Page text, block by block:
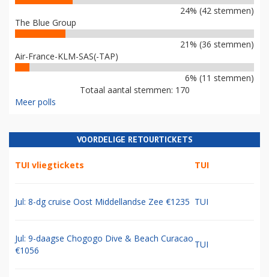
24% (42 stemmen)
The Blue Group
21% (36 stemmen)
Air-France-KLM-SAS(-TAP)
6% (11 stemmen)
Totaal aantal stemmen: 170
Meer polls
VOORDELIGE RETOURTICKETS
TUI vliegtickets TUI
Jul: 8-dg cruise Oost Middellandse Zee €1235 TUI
Jul: 9-daagse Chogogo Dive & Beach Curacao
€1056
TUI